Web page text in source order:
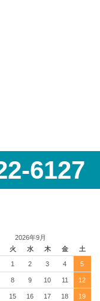
6127
2026年9月
火 水 木 金 土
1 2 3 4 5
8 9 10 11 12
15 16 17 18 19